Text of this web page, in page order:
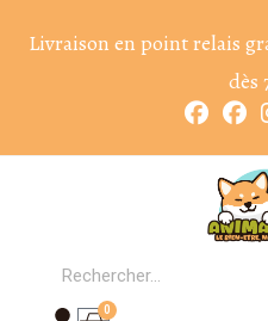
Livraison en point relais
dès
0